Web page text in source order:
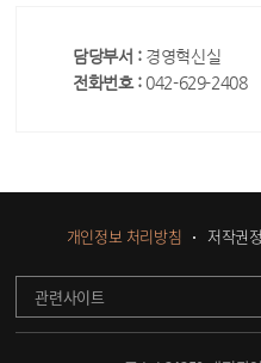
담당부서 : 경영혁신실
전화번호 : 042-629-2408
개인정보 처리방침 저작권
관련사이트